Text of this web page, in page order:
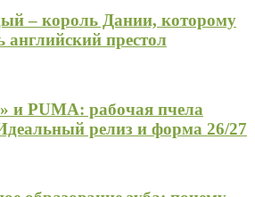
– король Дании, которому
английский престол
и PUMA: рабочая пчела
релиз и форма 26/27